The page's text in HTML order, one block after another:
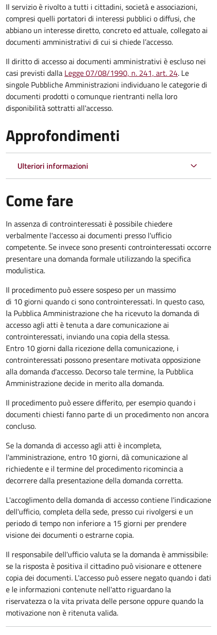
Il servizio è rivolto a tutti i cittadini, società e associazioni,
compresi quelli portatori di interessi pubblici o diffusi, che
abbiano un interesse diretto, concreto ed attuale, collegato ai
documenti amministrativi di cui si chiede l’accesso.
Il diritto di accesso ai documenti amministrativi è escluso nei
casi previsti dalla Legge 07/08/1990, n. 241, art. 24. Le
singole Pubbliche Amministrazioni individuano le categorie di
documenti prodotti o comunque rientranti nella loro
disponibilità sottratti all'accesso.
Approfondimenti
Ulteriori informazioni
Come fare
In assenza di controinteressati è possibile chiedere
verbalmente l'accesso ai documenti presso l'ufficio
competente. Se invece sono presenti controinteressati occorre
presentare una domanda formale utilizzando la specifica
modulistica.
Il procedimento può essere sospeso per un massimo
di 10 giorni quando ci sono controinteressati. In questo caso,
la Pubblica Amministrazione che ha ricevuto la domanda di
accesso agli atti è tenuta a dare comunicazione ai
controinteressati, inviando una copia della stessa.
Entro 10 giorni dalla ricezione della comunicazione, i
controinteressati possono presentare motivata opposizione
alla domanda d'accesso. Decorso tale termine, la Pubblica
Amministrazione decide in merito alla domanda.
Il procedimento può essere differito, per esempio quando i
documenti chiesti fanno parte di un procedimento non ancora
concluso.
Se la domanda di accesso agli atti è incompleta,
l'amministrazione, entro 10 giorni, dà comunicazione al
richiedente e il termine del procedimento ricomincia a
decorrere dalla presentazione della domanda corretta.
L'accoglimento della domanda di accesso contiene l'indicazione
dell'ufficio, completa della sede, presso cui rivolgersi e un
periodo di tempo non inferiore a 15 giorni per prendere
visione dei documenti o estrarne copia.
Il responsabile dell'ufficio valuta se la domanda è ammissibile:
se la risposta è positiva il cittadino può visionare e ottenere
copia dei documenti. L'accesso può essere negato quando i dati
e le informazioni contenute nell'atto riguardano la
riservatezza o la vita privata delle persone oppure quando la
motivazione non è ritenuta valida.